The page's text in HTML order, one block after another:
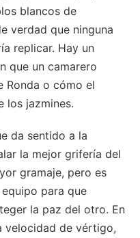
blancos de
verdad que ninguna
replicar. Hay un
que un camarero
Ronda o cómo el
los jazmines.
da sentido a la
la mejor grifería del
gramaje, pero es
para que
la paz del otro. En
velocidad de vértigo,